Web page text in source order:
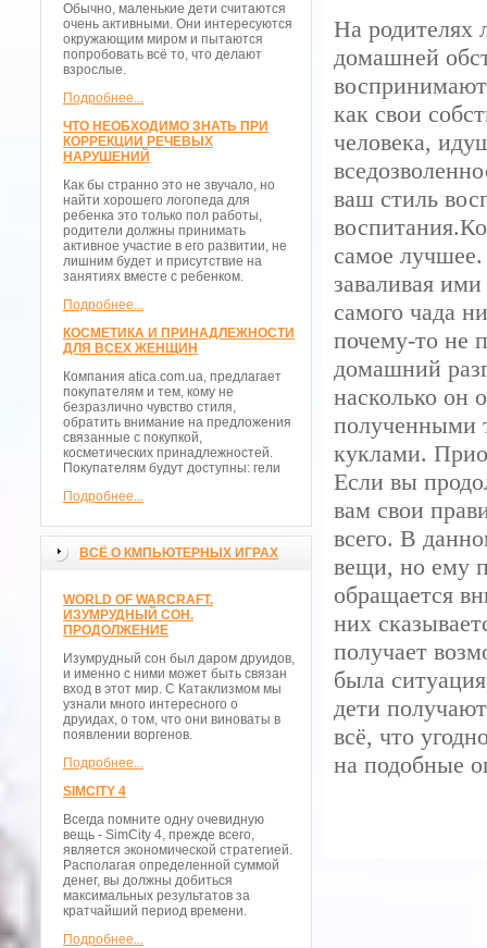
Обычно, маленькие дети считаются
очень активными. Они интересуются
окружающим миром и пытаются
попробовать всё то, что делают
взрослые.
Подробнее...
ЧТО НЕОБХОДИМО ЗНАТЬ ПРИ
КОРРЕКЦИИ РЕЧЕВЫХ
НАРУШЕНИЙ
Как бы странно это не звучало, но
найти хорошего логопеда для
ребенка это только пол работы,
родители должны принимать
активное участие в его развитии, не
лишним будет и присутствие на
занятиях вместе с ребенком.
Подробнее...
КОСМЕТИКА И ПРИНАДЛЕЖНОСТИ
ДЛЯ ВСЕХ ЖЕНЩИН
Компания atica.com.ua, предлагает
покупателям и тем, кому не
безразлично чувство стиля,
обратить внимание на предложения
связанные с покупкой,
косметических принадлежностей.
Покупателям будут доступны: гели
Подробнее...
ВСЁ О КМПЬЮТЕРНЫХ ИГРАХ
WORLD OF WARCRAFT.
ИЗУМРУДНЫЙ СОН.
ПРОДОЛЖЕНИЕ
Изумрудный сон был даром друидов,
и именно с ними может быть связан
вход в этот мир. С Катаклизмом мы
узнали много интересного о
друидах, о том, что они виноваты в
появлении воргенов.
Подробнее...
SIMCITY 4
Всегда помните одну очевидную
вещь - SimCity 4, прежде всего,
является экономической стратегией.
Располагая определенной суммой
денег, вы должны добиться
максимальных результатов за
кратчайший период времени.
Подробнее...
На родителях
домашней
как свои
человека,
ваш стиль
самое
заваливая
самого чада
почему-то не
домашний
насколько он
полученными
куклами.
Если вы
вам свои
всего. В
вещи, но ему
обращается
них
получает
была
дети
всё, что
на подобные